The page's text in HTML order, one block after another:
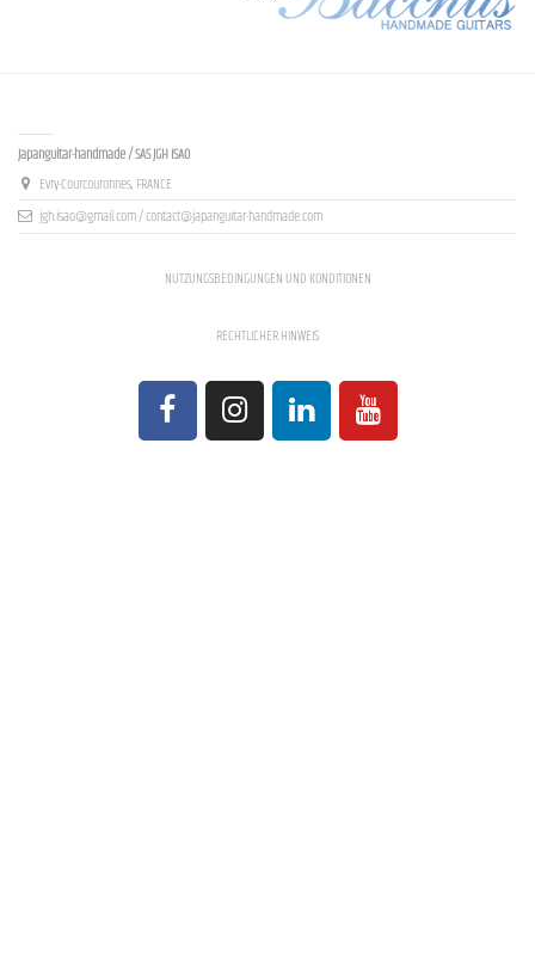
Japanguitar-handmade / SAS JGH ISAO
Evry-Courcouronnes, FRANCE
jgh.isao@gmail.com / contact@japanguitar-handmade.com
NUTZUNGSBEDINGUNGEN UND KONDITIONEN
RECHTLICHER HINWEIS